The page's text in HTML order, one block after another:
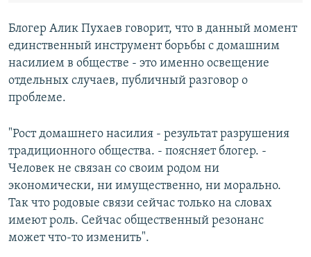
Блогер Алик Пухаев говорит, что в данный момент
единственный инструмент борьбы с домашним
насилием в обществе - это именно освещение
отдельных случаев, публичный разговор о
проблеме.
"Рост домашнего насилия - результат разрушения
традиционного общества. - поясняет блогер. -
Человек не связан со своим родом ни
экономически, ни имущественно, ни морально.
Так что родовые связи сейчас только на словах
имеют роль. Сейчас общественный резонанс
может что-то изменить".